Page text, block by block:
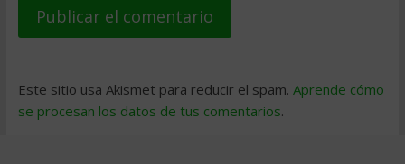
Este sitio usa Akismet para reducir el spam. Aprende cómo
se procesan los datos de tus comentarios.